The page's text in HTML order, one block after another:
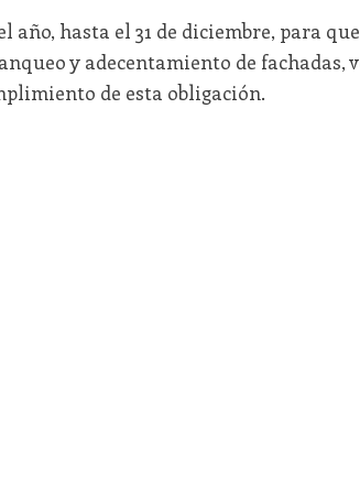
hasta el 31 de diciembre, para
y adecentamiento de fachadas,
de esta obligación.